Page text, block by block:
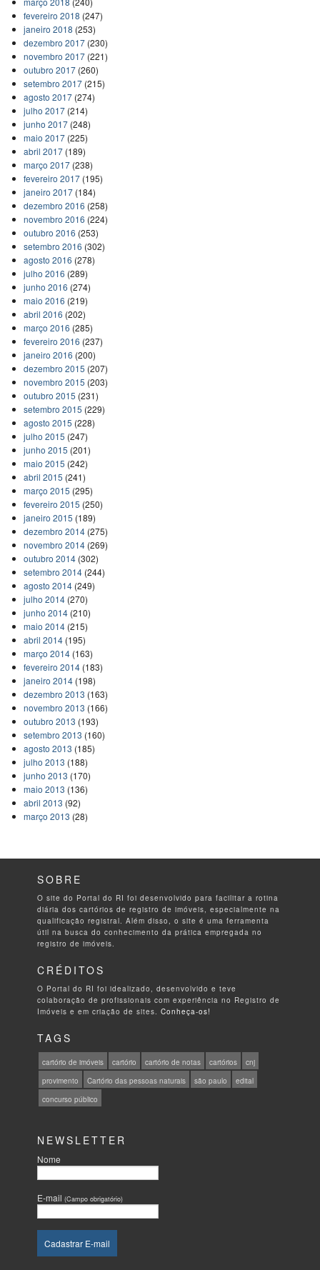
fevereiro 2018 (247)
janeiro 2018 (253)
dezembro 2017(230)
novembro 2017(221)
outubro 2017(260)
setembro 2017(215)
agosto 2017(274)
julho 2017(214)
junho 2017(248)
maio 2017(225)
abril 2017(189)
março 2017(238)
fevereiro 2017(195)
janeiro 2017(184)
dezembro 2016 (258)
novembro 2016 (224)
outubro 2016 (253)
setembro 2016 (302)
agosto 2016 (278)
julho 2016 (289)
junho 2016 (274)
maio 2016 (219)
abril 2016 (202)
março 2016 (285)
fevereiro 2016 (237)
janeiro 2016 (200)
dezembro 2015 (207)
novembro 2015 (203)
outubro 2015 (231)
setembro 2015 (229)
agosto 2015 (228)
julho 2015 (247)
junho 2015 (201)
maio 2015 (242)
abril 2015 (241)
março 2015 (295)
fevereiro 2015 (250)
janeiro 2015 (189)
dezembro 2014(275)
novembro 2014(269)
outubro 2014(302)
setembro 2014(244)
agosto 2014(249)
julho 2014(270)
junho 2014(210)
maio 2014(215)
abril 2014(195)
março 2014(163)
fevereiro 2014(183)
janeiro 2014(198)
dezembro 2013 (163)
novembro 2013 (166)
outubro 2013 (193)
setembro 2013 (160)
agosto 2013 (185)
julho 2013 (188)
junho 2013 (170)
maio 2013 (136)
abril 2013 (92)
março 2013 (28)
SOBRE
O site do Portal do RI foi desenvolvido para facilitar a rotina
diária dos cartórios de registro de imóveis, especialmente na
qualificação registral. Além disso, o site é uma ferramenta
útil na busca do conhecimento da prática empregada no
registro de imóveis.
CRÉDITOS
O Portal do RI foi idealizado, desenvolvido e teve
colaboração de profissionais com experiência no Registro de
Imóveis e em criação de sites.Conheça-os!
TAGS
cartório de imóveis cartório cartório de notas cartórios
cnj
provimento
Cartório das pessoas naturais são paulo
edital
concurso público
NEWSLETTER
Nome
E-mail(Campo obrigatório)